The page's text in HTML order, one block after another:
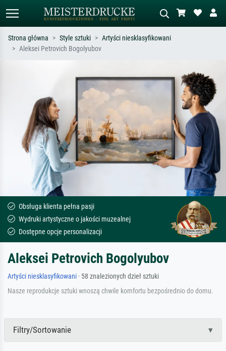
impresjonizm, fala Hokusaia, akt.
Opisz scenę – np. zielona łąka,
abstrakcja z czerwienią, ciemny olej,
stojący akt obok drzewa.
Strona główna Style sztuki
Artyści niesklasyfikowani
Aleksei Petrovich Bogolyubov
Obsługa klienta pełna pasji
Wydruki artystyczne o jakości muzealnej
Dostępne opcje personalizacji
Aleksei Petrovich Bogolyubov
Artyści niesklasyfikowani · 58 znalezionych dzieł sztuki
Nasze reprodukcje sztuki wnoszą chwile komfortu bezpośrednio do domu.
Filtry/Sortowanie